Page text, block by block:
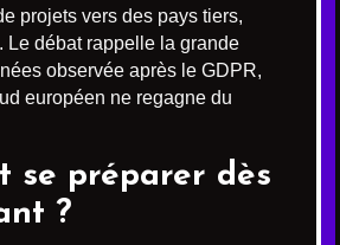
projets vers des pays tiers,
Le débat rappelle la grande
observée après le GDPR,
européen ne regagne du
se préparer dès
?